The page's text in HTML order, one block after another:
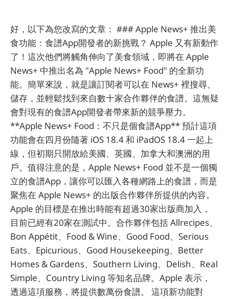
好，以下為您改寫的文章： ### Apple News+ 推出美
食功能：食譜App開發者的新挑戰？ Apple 又有新動作
了！這次他們將觸角伸向了美食領域，即將在 Apple
News+ 中推出名為 "Apple News+ Food" 的全新功
能。簡單來說，就是讓訂閱者可以在 News+ 裡搜尋、
儲存，並輕鬆找到來自數十家合作夥伴的食譜。這無疑
會對現有的食譜App開發者帶來新的競爭壓力。
**Apple News+ Food：不只是個食譜App** 預計這項
功能會在四月份隨著 iOS 18.4 和 iPadOS 18.4 一起上
線，但初期只開放給美國、英國、加拿大和澳洲的用
戶。值得注意的是，Apple News+ Food 並不是一個獨
立的食譜App，讓你可以匯入各種網路上的食譜，而是
聚焦在 Apple News+ 的出版合作夥伴所提供的內容。
Apple 的目標是在推出時能有超過30家出版商加入，
目前已經有20家在測試中。合作夥伴包括 Allrecipes、
Bon Appétit、Food & Wine、Good Food、Serious
Eats、Epicurious、Good Housekeeping、Better
Homes & Gardens、Southern Living、Delish、Real
Simple、Country Living 等知名品牌。Apple 表示，
透過這項服務，將提供數萬份食譜。 這項新功能對